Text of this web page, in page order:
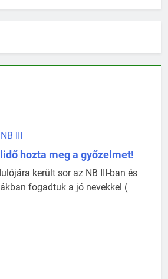
NB III
hozta meg a győzelmet!
került sor az NB III-ban és
fogadtuk a jó nevekkel (